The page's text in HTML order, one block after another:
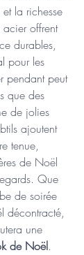
la richesse
acier offrent
durables,
pour les
pendant peut
que des
de jolies
ajoutent
tenue,
de Noël
Que
de soirée
décontracté,
une
de Noël.